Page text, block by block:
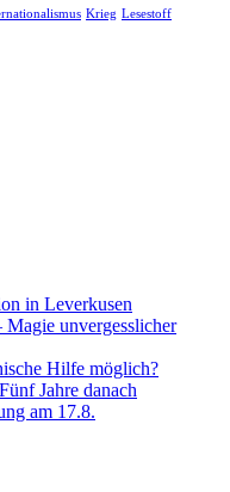
Krieg Lesestoff
in Leverkusen
unvergesslicher
Hilfe möglich?
Jahre danach
am 17.8.